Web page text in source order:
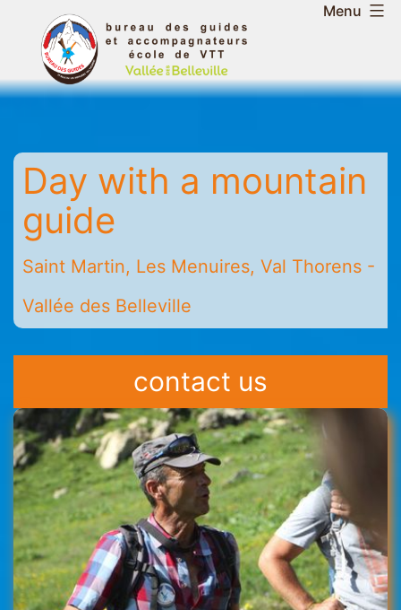
contentBelleville
Valley
Guides
Mountain
Leaders
Office
Saint
Martin
Les
Thorens
Menu
Day with a mountain
guide
Saint Martin, Les Menuires, Val Thorens -
Vallée des Belleville
contact us